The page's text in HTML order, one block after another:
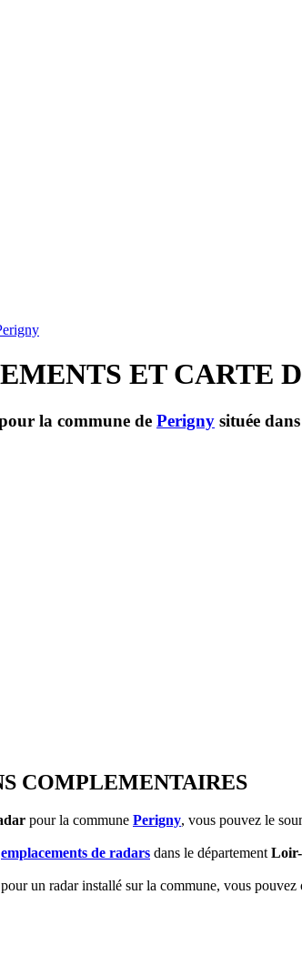
ET CARTE
la commune de Perigny située
COMPLEMENTAIRES
pour la commune Perigny, vous pouvez le
emplacements de radars dans le département
un radar installé sur la commune, vous